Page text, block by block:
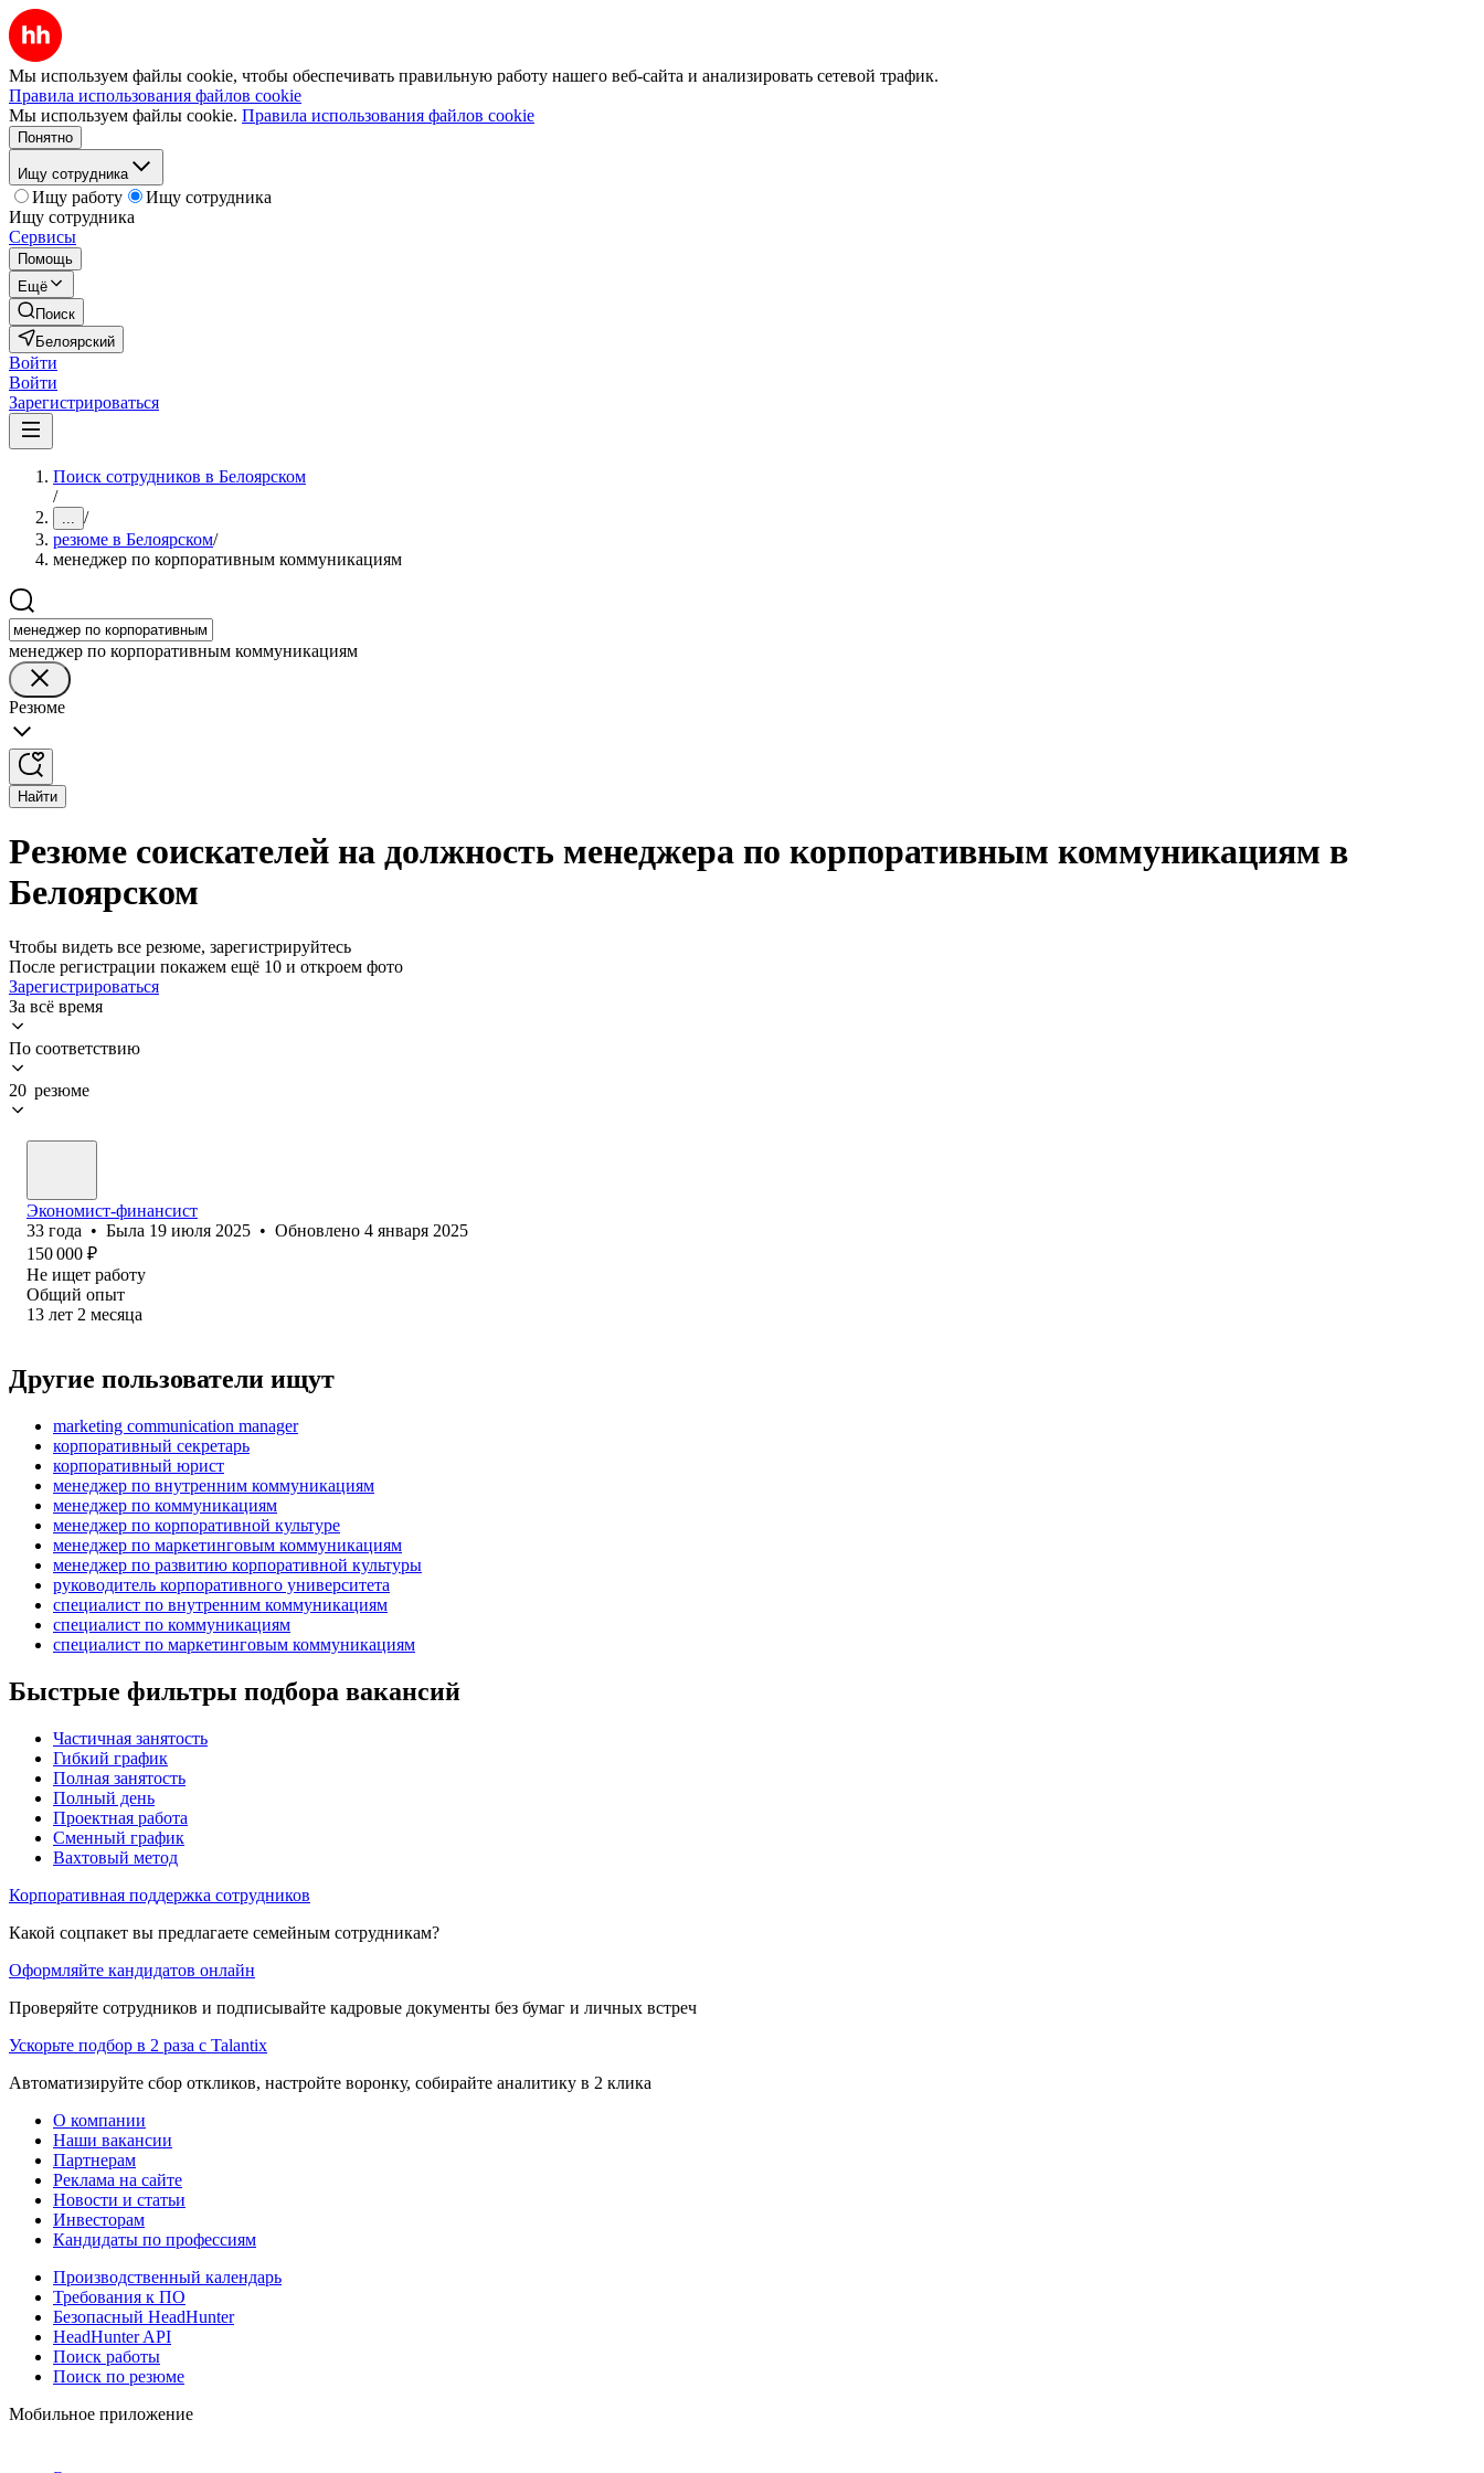
Мы используем файлы cookie, чтобы обеспечивать правильную работу нашего веб-сайта и анализировать сетевой трафик.
Правила использования файлов cookie
Мы используем файлы cookie. Правила использования файлов cookie
Понятно
Ищу сотрудника
Ищу работу
Ищу сотрудника
Ищу сотрудника
Сервисы
Помощь
Ещё
Поиск
Белоярский
Войти
Войти
Зарегистрироваться
Поиск сотрудников в Белоярском
/
... /
резюме в Белоярском/
менеджер по корпоративным коммуникациям
менеджер по корпоративным коммуникациям
Резюме
Найти
Резюме соискателей на должность менеджера по корпоративным коммуникациям в
Белоярском
Чтобы видеть все резюме, зарегистрируйтесь
После регистрации покажем ещё 10 и откроем фото
Зарегистрироваться
За всё время
По соответствию
20 резюме
Экономист-финансист
33 года • Была 19 июля 2025 • Обновлено 4 января 2025
150 000 ₽
Не ищет работу
Общий опыт
13 лет 2 месяца
Другие пользователи ищут
marketing communication manager
корпоративный секретарь
корпоративный юрист
менеджер по внутренним коммуникациям
менеджер по коммуникациям
менеджер по корпоративной культуре
менеджер по маркетинговым коммуникациям
менеджер по развитию корпоративной культуры
руководитель корпоративного университета
специалист по внутренним коммуникациям
специалист по коммуникациям
специалист по маркетинговым коммуникациям
Быстрые фильтры подбора вакансий
Частичная занятость
Гибкий график
Полная занятость
Полный день
Проектная работа
Сменный график
Вахтовый метод
Корпоративная поддержка сотрудников
Какой соцпакет вы предлагаете семейным сотрудникам?
Оформляйте кандидатов онлайн
Проверяйте сотрудников и подписывайте кадровые документы без бумаг и личных встреч
Ускорьте подбор в 2 раза с Talantix
Автоматизируйте сбор откликов, настройте воронку, собирайте аналитику в 2 клика
О компании
Наши вакансии
Партнерам
Реклама на сайте
Новости и статьи
Инвесторам
Кандидаты по профессиям
Производственный календарь
Требования к ПО
Безопасный HeadHunter
HeadHunter API
Поиск работы
Поиск по резюме
Мобильное приложение